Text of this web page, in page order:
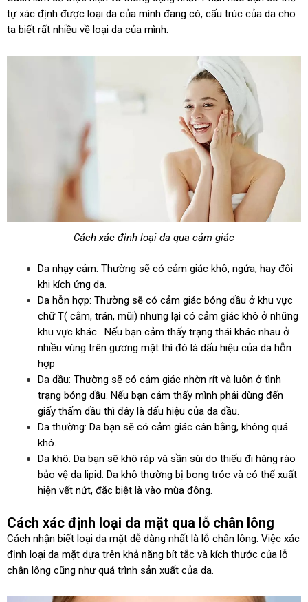
tự xác định được loại da của mình đang có, cấu trúc của da cho
ta biết rất nhiều về loại da của mình.
Cách xác định loại da qua cảm giác
Da nhạy cảm: Thường sẽ có cảm giác khô, ngứa, hay đôi
khi kích ứng da.
Da hỗn hợp: Thường sẽ có cảm giác bóng dầu ở khu vực
chữ T( cằm, trán, mũi) nhưng lại có cảm giác khô ở những
khu vực khác. Nếu bạn cảm thấy trạng thái khác nhau ở
nhiều vùng trên gương mặt thì đó là dấu hiệu của da hỗn
hợp
Da dầu: Thường sẽ có cảm giác nhờn rít và luôn ở tình
trạng bóng dầu. Nếu bạn cảm thấy mình phải dùng đến
giấy thấm dầu thì đây là dấu hiệu của da dầu.
Da thường: Da bạn sẽ có cảm giác cân bằng, không quá
khó.
Da khô: Da bạn sẽ khô ráp và sần sùi do thiếu đi hàng rào
bảo vệ da lipid. Da khô thường bị bong tróc và có thể xuất
hiện vết nứt, đặc biệt là vào mùa đông.
Cách xác định loại da mặt qua lỗ chân lông
Cách nhận biết loại da mặt dễ dàng nhất là lỗ chân lông. Việc xác
định loại da mặt dựa trên khả năng bít tắc và kích thước của lỗ
chân lông cũng như quá trình sản xuất của da.